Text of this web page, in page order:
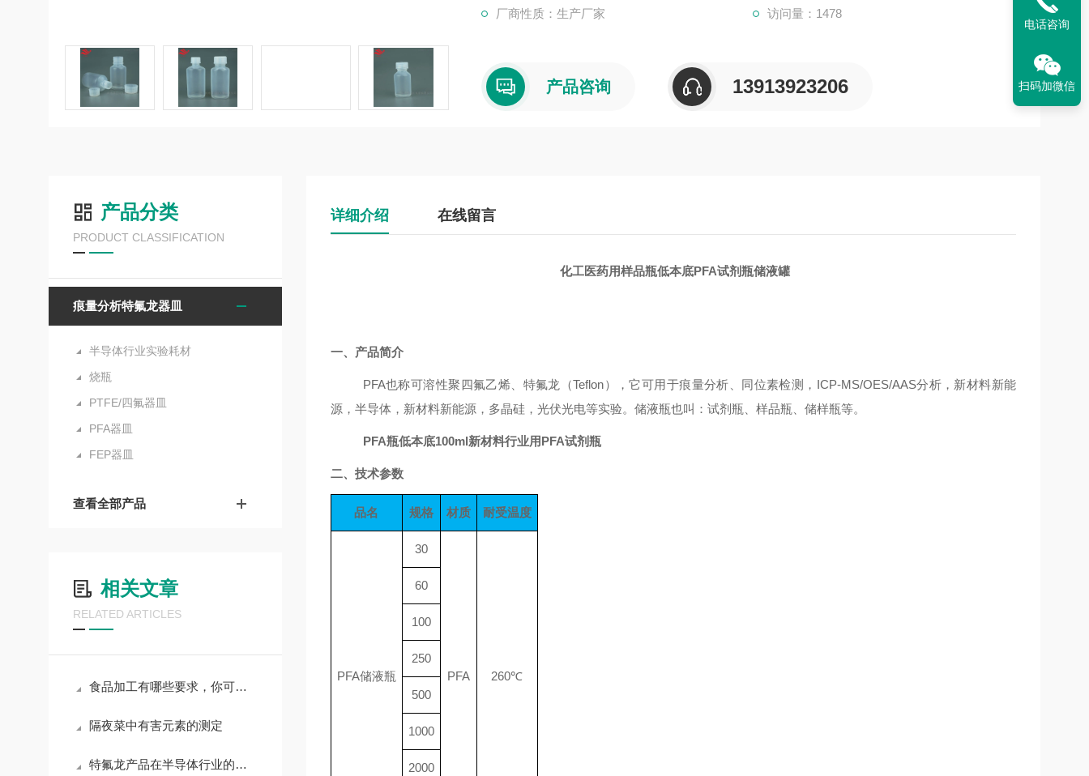
厂商性质：生产厂家 访问量：1478
产品咨询 13913923206
产品分类
PRODUCT CLASSIFICATION
痕量分析特氟龙器皿
半导体行业实验耗材
烧瓶
PTFE/四氟器皿
PFA器皿
FEP器皿
查看全部产品
相关文章
RELATED ARTICLES
食品加工有哪些要求，你可能不知道还有这么多标准
隔夜菜中有害元素的测定
特氟龙产品在半导体行业的应用与发展
详细介绍 在线留言
化工医药用样品瓶低本底PFA试剂瓶储液罐
一、产品简介
PFA也称可溶性聚四氟乙烯、特氟龙（Teflon），它可用于痕量分析、同位素检测，ICP-MS/OES/AAS分析，新材料新能
源，半导体，新材料新能源，多晶硅，光伏光电等实验。储液瓶也叫：试剂瓶、样品瓶、储样瓶等。
PFA瓶低本底100ml新材料行业用PFA试剂瓶
二、技术参数
品名 规格 材质 耐受温度
PFA储液瓶
30
PFA 260℃
60
100
250
500
1000
2000
电话咨询
扫码加微信